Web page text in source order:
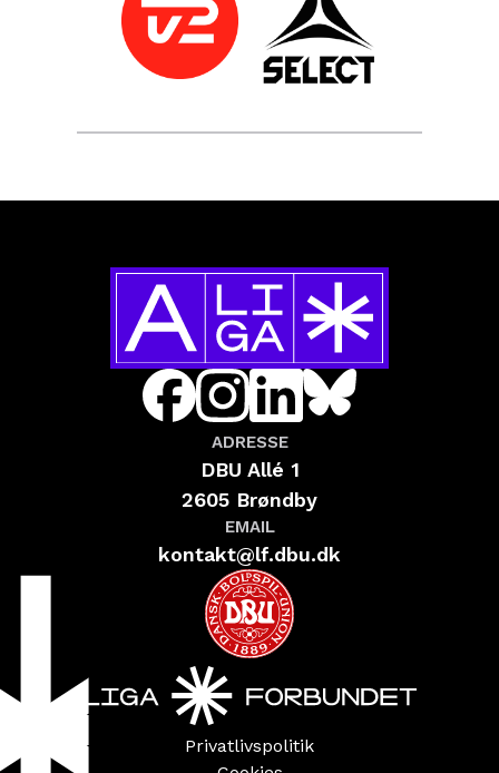
ADRESSE
DBU Allé 1
2605 Brøndby
EMAIL
kontakt@lf.dbu.dk
Privatlivspolitik